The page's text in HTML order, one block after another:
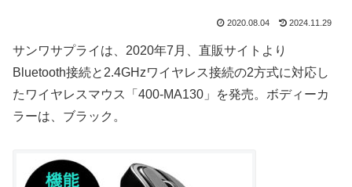
2020.08.04 2024.11.29
サンワサプライは、2020年7月、直販サイトより
Bluetooth接続と2.4GHzワイヤレス接続の2方式に対応し
たワイヤレスマウス「400-MA130」を発売。ボディーカ
ラーは、ブラック。